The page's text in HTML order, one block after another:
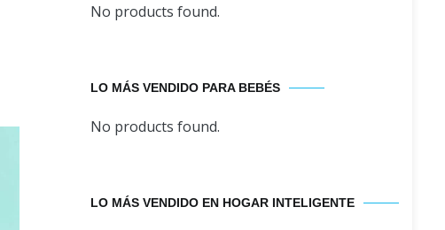
No products found.
LO MÁS VENDIDO PARA BEBÉS
No products found.
LO MÁS VENDIDO EN HOGAR INTELIGENTE